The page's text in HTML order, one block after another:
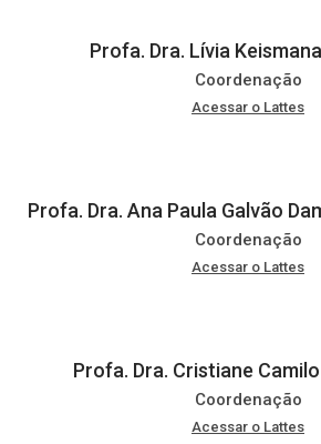
Profa. Dra. Lívia
Coordenação
Acessar o Lattes
Profa. Dra. Ana Paula Galvão
Coordenação
Acessar o Lattes
Profa. Dra. Cristiane
Coordenação
Acessar o Lattes